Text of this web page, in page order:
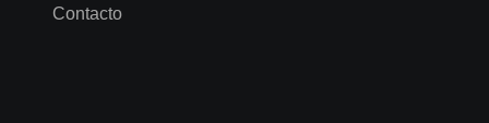
Contacto